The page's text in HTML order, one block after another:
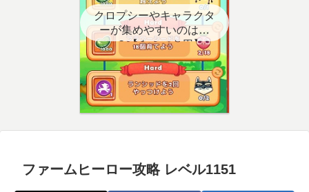
クロプシーやキャラクタ
ーが集めやすいのはど
こ？【クエスト用】
ファームヒーロー攻略 レベル1151